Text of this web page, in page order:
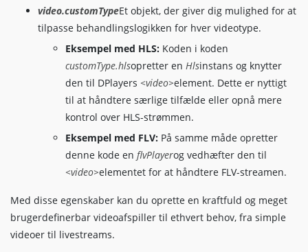
hotkey: true,
preload
'auto'
{
url:
'https://example.com/live/my-
type: 'flv' ,
customType: {
: function video player
const
flvPlayer
type
url: video.src,
});
                        flvPlayer
. attachMediaElement
}
});
video.customTypeEt objekt, der giver dig mulighed for at
tilpasse behandlingslogikken for hver videotype.
Eksempel med HLS: Koden i koden
customType.hlsopretter en Hlsinstans og knytter
den til DPlayers <video>element. Dette er nyttigt
til at håndtere særlige tilfælde eller opnå mere
kontrol over HLS-strømmen.
Eksempel med FLV: På samme måde opretter
denne kode en flvPlayerog vedhæfter den til
<video>elementet for at håndtere FLV-streamen.
Med disse egenskaber kan du oprette en kraftfuld og meget
brugerdefinerbar videoafspiller til ethvert behov, fra simple
videoer til livestreams.